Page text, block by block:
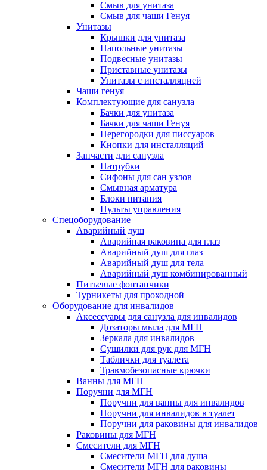
Смыв для унитаза
Смыв для чаши Генуя
Унитазы
Крышки для унитаза
Напольные унитазы
Подвесные унитазы
Приставные унитазы
Унитазы с инсталляцией
Чаши генуя
Комплектующие для санузла
Бачки для унитаза
Бачки для чаши Генуя
Перегородки для писсуаров
Кнопки для инсталляций
Запчасти дли санузла
Патрубки
Сифоны для сан узлов
Смывная арматура
Блоки питания
Пульты управления
Спецоборудование
Аварийный душ
Аварийная раковина для глаз
Аварийный душ для глаз
Аварийный душ для тела
Аварийный душ комбинированный
Питьевые фонтанчики
Турникеты для проходной
Оборудование для инвалидов
Аксессуары для санузла для инвалидов
Дозаторы мыла для МГН
Зеркала для инвалидов
Сушилки для рук для МГН
Таблички для туалета
Травмобезопасные крючки
Ванны для МГН
Поручни для МГН
Поручни для ванны для инвалидов
Поручни для инвалидов в туалет
Поручни для раковины для инвалидов
Раковины для МГН
Смесители для МГН
Смесители МГН для душа
Смесители МГН для раковины